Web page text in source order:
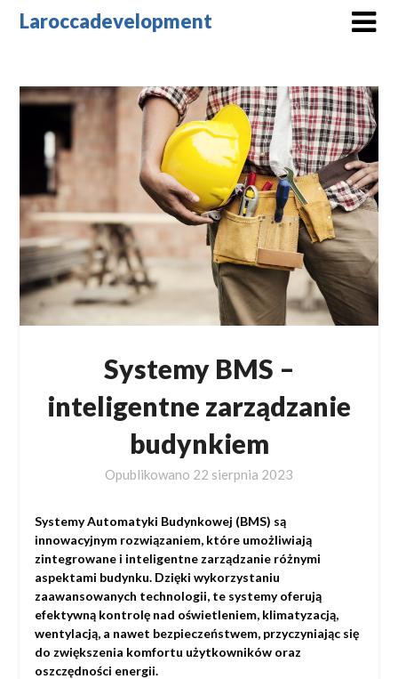
SkipLaroccadevelopment
Systemy BMS –
inteligentne zarządzanie
budynkiem
Opublikowano 22 sierpnia 2023
Systemy Automatyki Budynkowej (BMS) są
innowacyjnym rozwiązaniem, które umożliwiają
zintegrowane i inteligentne zarządzanie różnymi
aspektami budynku. Dzięki wykorzystaniu
zaawansowanych technologii, te systemy oferują
efektywną kontrolę nad oświetleniem, klimatyzacją,
wentylacją, a nawet bezpieczeństwem, przyczyniając się
do zwiększenia komfortu użytkowników oraz
oszczędności energii.